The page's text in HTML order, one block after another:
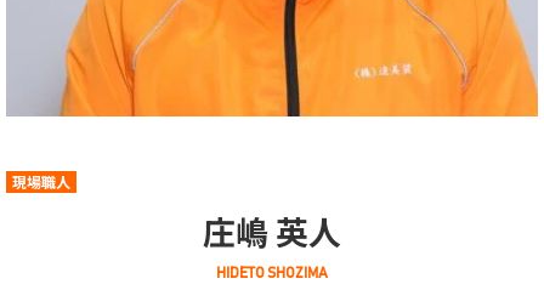
現場職人
庄嶋 英人
HIDETO SHOZIMA